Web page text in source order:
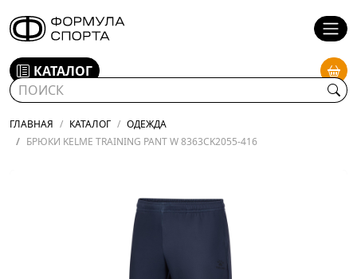
КАТАЛОГ
ГЛАВНАЯ КАТАЛОГ
ОДЕЖДА
БРЮКИ KELME TRAINING PANT W 8363CK2055-416